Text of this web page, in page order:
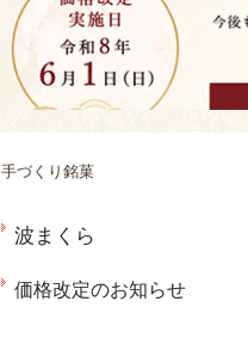
手づくり銘菓
波まくら
価格改定のお知らせ